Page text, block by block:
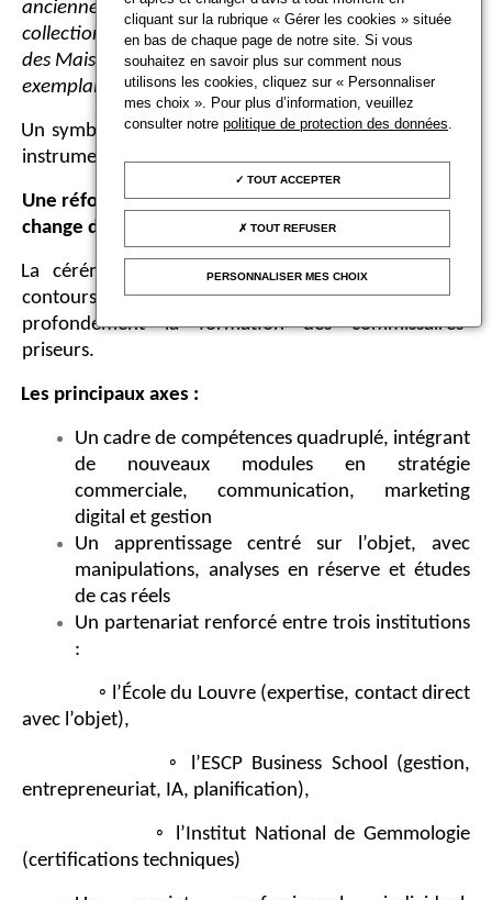
ancienne présidente des Arts décoratifs,
collectionneuse d’art et mécène française, le Conseil
des Maisons de Vente a le plaisir de vous remettre un
exemplaire en bronze de l’œuvre “Adjugé”. »
Un symbole fort : le marteau comme outil juridique,
instrument d’autorité et emblème de la fonction.
Une réforme d’ampleur : janvier 2026, la formation
change de paradigme
La cérémonie a également servi à présenter les
contours de la réforme 2026, qui transforme
profondément la formation des commissaires-
priseurs.
Les principaux axes :
Un cadre de compétences quadruplé, intégrant
de nouveaux modules en stratégie
commerciale, communication, marketing
digital et gestion
Un apprentissage centré sur l’objet, avec
manipulations, analyses en réserve et études
de cas réels
Un partenariat renforcé entre trois institutions
:
◦ l’École du Louvre (expertise, contact direct
avec l’objet),
◦ l’ESCP Business School (gestion,
entrepreneuriat, IA, planification),
◦ l’Institut National de Gemmologie
(certifications techniques)
cliquant sur la rubrique « Gérer les cookies » située
en bas de chaque page de notre site. Si vous
souhaitez en savoir plus sur comment nous
utilisons les cookies, cliquez sur « Personnaliser
mes choix ». Pour plus d’information, veuillez
consulter notrepolitique de protection des données
TOUT ACCEPTER
TOUT REFUSER
PERSONNALISER MES CHOIX